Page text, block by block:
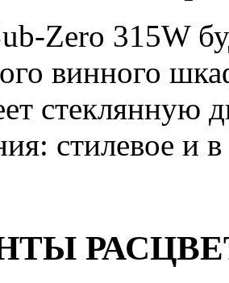
Zero 315W
винного
стеклянную
стилевое и